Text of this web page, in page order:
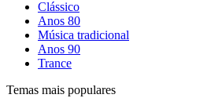
Clássico
Anos 80
Música tradicional
Anos 90
Trance
Temas mais populares